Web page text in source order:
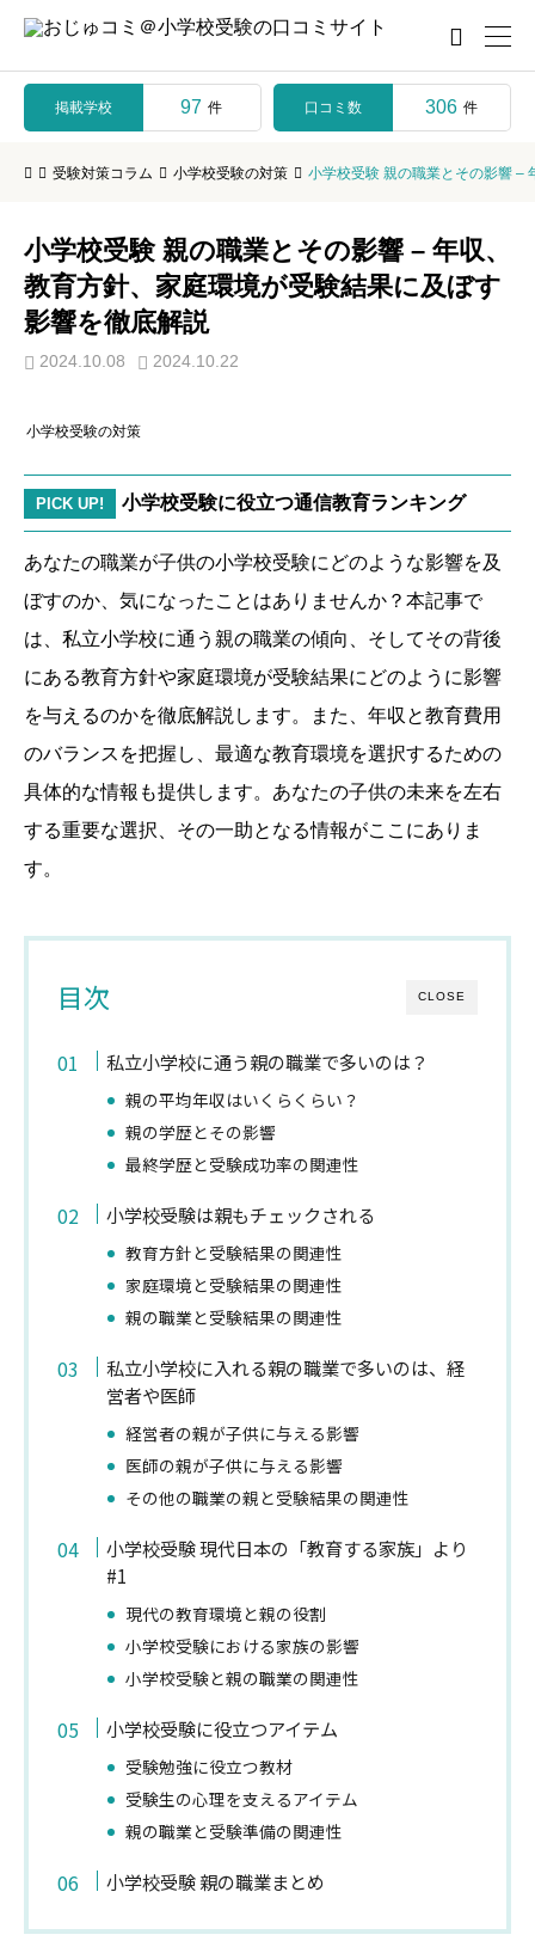

掲載学校 97 件 口コミ数 306 件
受験対策コラム 小学校受験の対策 小学校受験 親の職業とその影響 –
小学校受験 親の職業とその影響 – 年収、
教育方針、家庭環境が受験結果に及ぼす
影響を徹底解説
2024.10.08 2024.10.22
小学校受験の対策
PICK UP! 小学校受験に役立つ通信教育ランキング
あなたの職業が子供の小学校受験にどのような影響を及
ぼすのか、気になったことはありませんか？本記事で
は、私立小学校に通う親の職業の傾向、そしてその背後
にある教育方針や家庭環境が受験結果にどのように影響
を与えるのかを徹底解説します。また、年収と教育費用
のバランスを把握し、最適な教育環境を選択するための
具体的な情報も提供します。あなたの子供の未来を左右
する重要な選択、その一助となる情報がここにありま
す。
CLOSE
目次
私立小学校に通う親の職業で多いのは？
親の平均年収はいくらくらい？
親の学歴とその影響
最終学歴と受験成功率の関連性
小学校受験は親もチェックされる
教育方針と受験結果の関連性
家庭環境と受験結果の関連性
親の職業と受験結果の関連性
私立小学校に入れる親の職業で多いのは、経
営者や医師
経営者の親が子供に与える影響
医師の親が子供に与える影響
その他の職業の親と受験結果の関連性
小学校受験 現代日本の「教育する家族」より
#1
現代の教育環境と親の役割
小学校受験における家族の影響
小学校受験と親の職業の関連性
小学校受験に役立つアイテム
受験勉強に役立つ教材
受験生の心理を支えるアイテム
親の職業と受験準備の関連性
小学校受験 親の職業まとめ